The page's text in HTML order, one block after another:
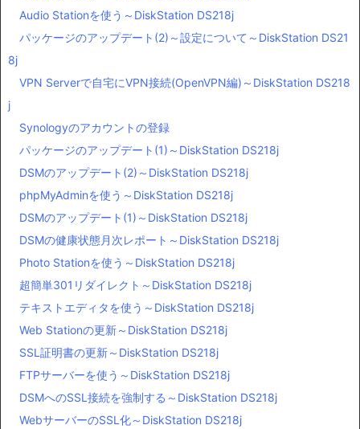
Audio Stationを使う～DiskStation DS218j
パッケージのアップデート(2)～設定について～DiskStation DS21
8j
VPN Serverで自宅にVPN接続(OpenVPN編)～DiskStation DS218
j
Synologyのアカウントの登録
パッケージのアップデート(1)～DiskStation DS218j
DSMのアップデート(2)～DiskStation DS218j
phpMyAdminを使う～DiskStation DS218j
DSMのアップデート(1)～DiskStation DS218j
DSMの健康状態月次レポート～DiskStation DS218j
Photo Stationを使う～DiskStation DS218j
超簡単301リダイレクト～DiskStation DS218j
テキストエディタを使う～DiskStation DS218j
Web Stationの更新～DiskStation DS218j
SSL証明書の更新～DiskStation DS218j
FTPサーバーを使う～DiskStation DS218j
DSMへのSSL接続を強制する～DiskStation DS218j
WebサーバーのSSL化～DiskStation DS218j